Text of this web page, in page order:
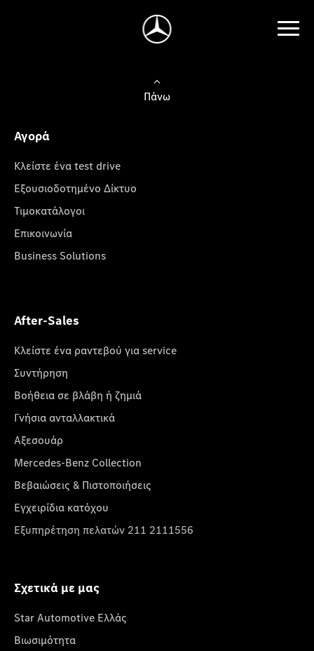
Πάνω
Αγορά
Κλείστε ένα test drive
Εξουσιοδοτημένο Δίκτυο
Τιμοκατάλογοι
Επικοινωνία
Business Solutions
After-Sales
Κλείστε ένα ραντεβού για service
Συντήρηση
Βοήθεια σε βλάβη ή ζημιά
Γνήσια ανταλλακτικά
Αξεσουάρ
Mercedes-Benz Collection
Βεβαιώσεις & Πιστοποιήσεις
Εγχειρίδια κατόχου
Εξυπηρέτηση πελατών 211 2111556
Σχετικά με μας
Star Automotive Ελλάς
Βιωσιμότητα